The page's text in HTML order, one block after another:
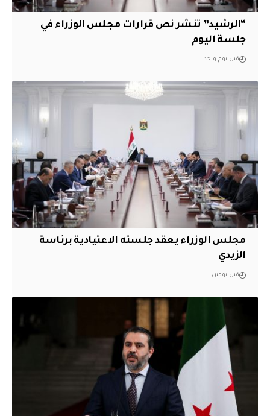
“الرشيد” تنشر نص قرارات مجلس الوزراء في
جلسة اليوم
قبل يوم واحد
مجلس الوزراء يعقد جلسته الاعتيادية برئاسة
الزيدي
قبل يومين